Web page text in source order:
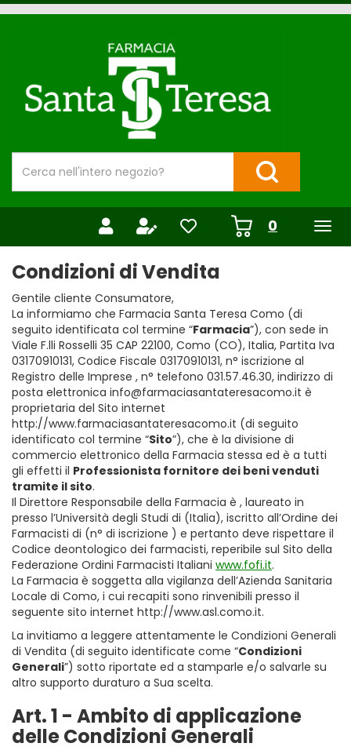
Passa
Prodotto
Cerca Prodotto
0prodotti
inseriti
Condizioni di Vendita
Gentile cliente Consumatore,
La informiamo che Farmacia Santa Teresa Como (di
seguito identificata col termine “Farmacia”), con sede in
Viale F.lli Rosselli 35 CAP 22100, Como (CO), Italia, Partita Iva
03170910131, Codice Fiscale 03170910131, n° iscrizione al
Registro delle Imprese , n° telefono 031.57.46.30, indirizzo di
posta elettronica info@farmaciasantateresacomo.it è
proprietaria del Sito internet
http://www.farmaciasantateresacomo.it (di seguito
identificato col termine “Sito”), che è la divisione di
commercio elettronico della Farmacia stessa ed è a tutti
gli effetti il Professionista fornitore dei beni venduti
tramite il sito.
Il Direttore Responsabile della Farmacia è , laureato in
presso l’Università degli Studi di (Italia), iscritto all’Ordine dei
Farmacisti di (n° di iscrizione ) e pertanto deve rispettare il
Codice deontologico dei farmacisti, reperibile sul Sito della
Federazione Ordini Farmacisti Italiani www.fofi.it.
La Farmacia è soggetta alla vigilanza dell’Azienda Sanitaria
Locale di Como, i cui recapiti sono rinvenibili presso il
seguente sito internet http://www.asl.como.it.
La invitiamo a leggere attentamente le Condizioni Generali
di Vendita (di seguito identificate come “Condizioni
Generali”) sotto riportate ed a stamparle e/o salvarle su
altro supporto duraturo a Sua scelta.
Art. 1 - Ambito di applicazione
delle Condizioni Generali